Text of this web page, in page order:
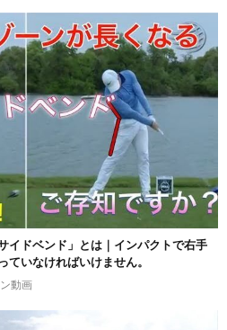
イドベンド」とは｜インパクトで右手
ていなければいけません。
動画